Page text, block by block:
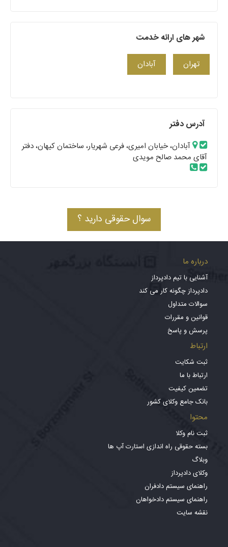
شهر های ارائه خدمت
تهران آبادان
آدرس دفتر
آبادان، خیابان امیری، فرعی شهریار، ساختمان کیهان، دفتر
آقای محمد صالح مویدی
سوال حقوقی دارید ؟
درباره ما
آشنایی با تیم دادپرداز
دادپرداز چگونه کار می کند
سوالات متداول
قوانین و مقررات
پرسش و پاسخ
ارتباط
ثبت شکایت
ارتباط با ما
تضمین کیفیت
بانک جامع وکلای کشور
محتوا
ثبت نام وکلا
بسته حقوقی راه اندازی استارت آپ ها
وبلاگ
وکلای دادپرداز
راهنمای سیستم دادفران
راهنمای سیستم دادخواهان
نقشه سایت